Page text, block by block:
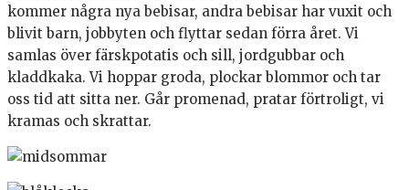
kommer några nya bebisar, andra bebisar har vuxit och
blivit barn, jobbyten och flyttar sedan förra året. Vi
samlas över färskpotatis och sill, jordgubbar och
kladdkaka. Vi hoppar groda, plockar blommor och tar
oss tid att sitta ner. Går promenad, pratar förtroligt, vi
kramas och skrattar.